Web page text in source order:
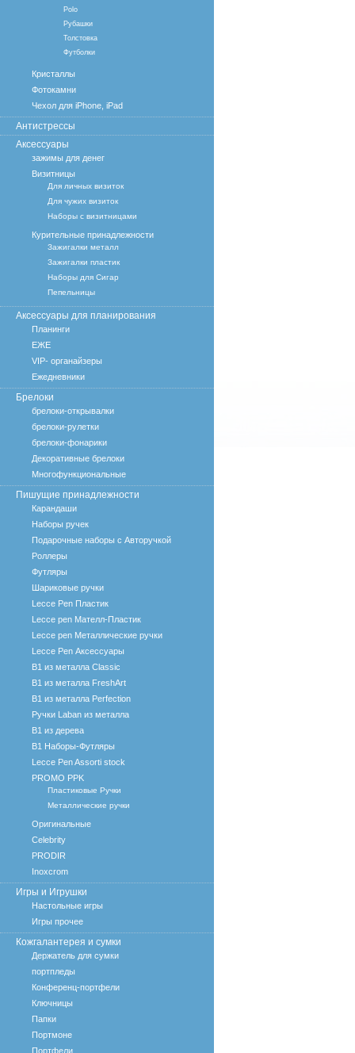
Polo
Рубашки
Толстовка
Футболки
Кристаллы
Фотокамни
Чехол для iPhone, iPad
Антистрессы
Аксессуары
зажимы для денег
Визитницы
Для личных визиток
Для чужих визиток
Наборы с визитницами
Курительные принадлежности
Зажигалки металл
Зажигалки пластик
Наборы для Сигар
Пепельницы
Аксессуары для планирования
Планинги
ЕЖЕ
VIP- органайзеры
Ежедневники
Брелоки
брелоки-открывалки
брелоки-рулетки
брелоки-фонарики
Декоративные брелоки
Многофункциональные
Пишущие принадлежности
Карандаши
Наборы ручек
Подарочные наборы с Авторучкой
Роллеры
Футляры
Шариковые ручки
Lecce Pen Пластик
Lecce pen Мателл-Пластик
Lecce pen Металлические ручки
Lecce Pen Аксессуары
B1 из металла Classic
B1 из металла FreshArt
B1 из металла Perfection
Ручки Laban из металла
B1 из дерева
B1 Наборы-Футляры
Lecce Pen Assorti stock
PROMO PPK
Пластиковые Ручки
Металлические ручки
Оригинальные
Celebrity
PRODIR
Inoxcrom
Игры и Игрушки
Настольные игры
Игры прочее
Кожгалантерея и сумки
Держатель для сумки
портпледы
Конференц-портфели
Ключницы
Папки
Портмоне
Портфели